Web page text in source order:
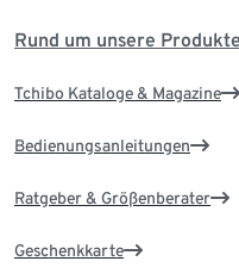
Rund um unsere Produkte
Tchibo Kataloge & Magazine
Bedienungsanleitungen
Ratgeber & Größenberater
Geschenkkarte